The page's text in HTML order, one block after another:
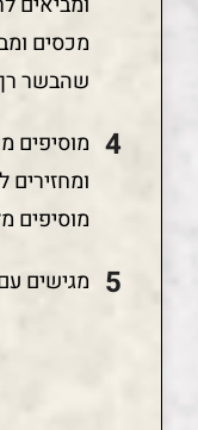
מכסים
שהבשר
מוסיפים
מוסיפים
מגישים